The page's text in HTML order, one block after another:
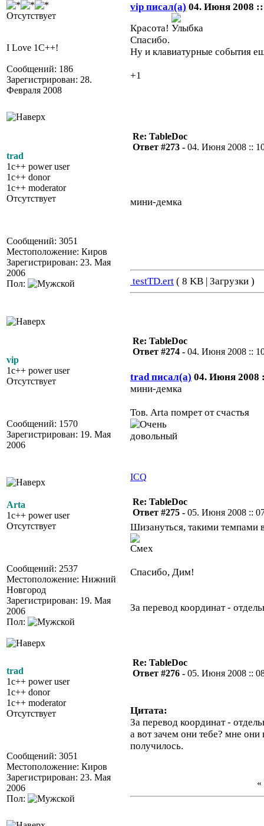
Отсутствует
I Love 1С++!
Сообщений: 186
Зарегистрирован: 28.
Февраля 2008
vip писал(а) 04. Июня 2008
Красота!
Спасибо.
Ну и клавиатурные события
+1
trad
1c++ power user
1c++ donor
1c++ moderator
Отсутствует
Сообщений: 3051
Местоположение: Киров
Зарегистрирован: 23. Мая
2006
Пол:
Re: TableDoc
Ответ #273 - 04. Июня 2008 ::
мини-демка
testTD.ert ( 8 KB | Загрузки )
vip
1c++ power user
Отсутствует
Сообщений: 1570
Зарегистрирован: 19. Мая
2006
Re: TableDoc
Ответ #274 - 04. Июня 2008 ::
trad писал(а) 04. Июня 2008
мини-демка
Тов. Arta помрет от счастья
ICQ
Arta
1c++ power user
Отсутствует
Сообщений: 2537
Местоположение: Нижний
Новгород
Зарегистрирован: 19. Мая
2006
Пол:
Re: TableDoc
Ответ #275 - 05. Июня 2008 ::
Шизануться, такими темпами
Спасибо, Дим!
За перевод координат -
trad
1c++ power user
1c++ donor
1c++ moderator
Отсутствует
Сообщений: 3051
Местоположение: Киров
Зарегистрирован: 23. Мая
2006
Пол:
Re: TableDoc
Ответ #276 - 05. Июня 2008 ::
Цитата:
За перевод координат -
а вот зачем они тебе? мне
получилось.
«